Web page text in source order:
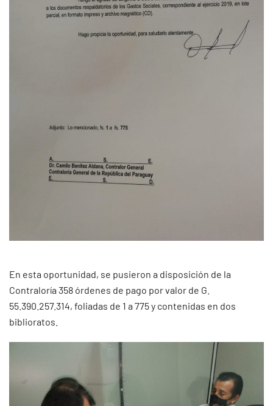
En esta oportunidad, se pusieron a disposición de la
Contraloría 358 órdenes de pago por valor de G.
55.390.257.314, foliadas de 1 a 775 y contenidas en dos
biblioratos.